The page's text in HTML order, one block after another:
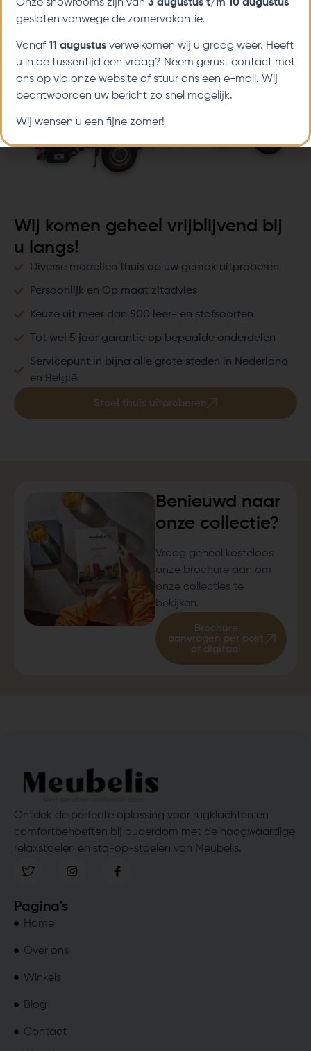
Wij komen geheel vrijblijvend bij
u langs!
Diverse modellen thuis op uw gemak uitproberen
Persoonlijk en Op maat zitadvies
Keuze uit meer dan 500 leer- en stofsoorten
Tot wel 5 jaar garantie op bepaalde onderdelen
Servicepunt in bijna alle grote steden in Nederland
en België.
Stoel thuis uitproberen
Benieuwd naar
onze collectie?
Vraag geheel kosteloos
onze brochure aan om
onze collecties te
bekijken.
Brochure
aanvragen per post
of digitaal
Ontdek de perfecte oplossing voor rugklachten en
comfortbehoeften bij ouderdom met de hoogwaardige
relaxstoelen en sta-op-stoelen van Meubelis.
Pagina's
Home
Over ons
Winkels
Blog
Contact
Onze showrooms zijn van 3 augustus t/m 10 augustus
gesloten vanwege de zomervakantie.
Vanaf11 augustus verwelkomen wij u graag weer. Heeft
u in de tussentijd een vraag? Neem gerust contact met
ons op via onze website of stuur ons een e-mail. Wij
beantwoorden uw bericht zo snel mogelijk.
Wij wensen u een fijne zomer!